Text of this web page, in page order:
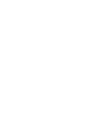
de casi 100.000
concejala del
Consistorio de
«Nos resulta,